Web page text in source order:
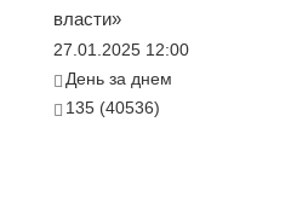
власти»
27.01.2025 12:00
День за днем
135 (40536)